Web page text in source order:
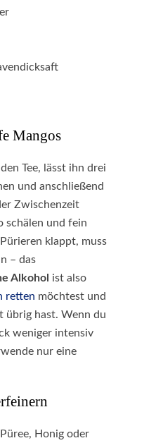
Mangos
Tee, lässt ihn drei
und anschließend
Zwischenzeit
schälen und fein
klappt, muss
– das
Alkohol ist also
retten möchtest und
übrig hast. Wenn du
weniger intensiv
nur eine
Honig oder